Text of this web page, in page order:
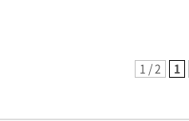
1 / 2 1